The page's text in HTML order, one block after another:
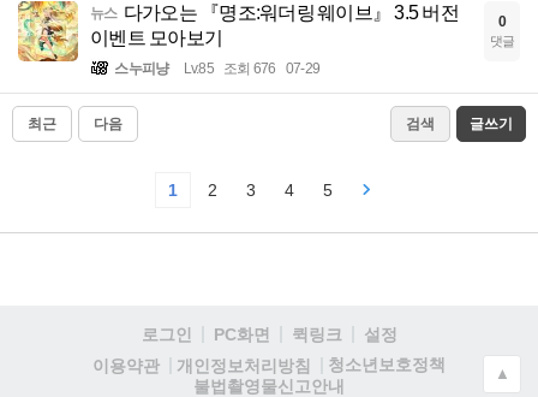
뉴스 다가오는 『명조:워더링 웨이브』 3.5 버전
이벤트 모아보기
스누피냥 Lv.85 조회 676 07-29
0
댓글
최근 다음 검색 글쓰기
1 2 3 4 5
로그인 PC화면 퀵링크
설정
이용약관
개인정보처리방침
청소년보호정책
불법촬영물신고안내
▲